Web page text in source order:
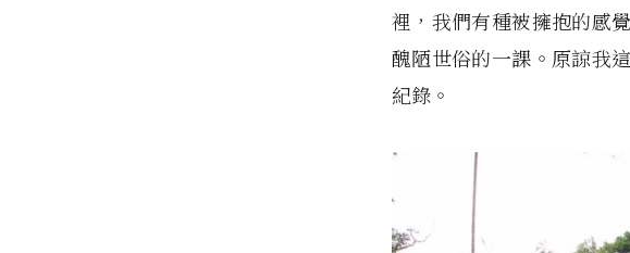
裡，我們有種被擁抱的感
醜陋世俗的一課。原諒我
紀錄。